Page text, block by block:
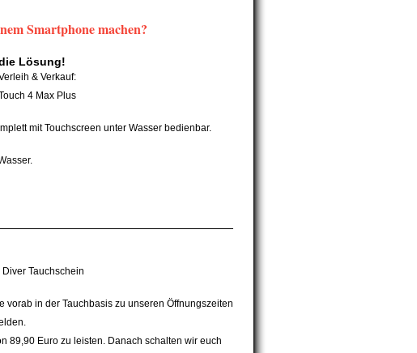
Smartphone machen?
Lösung!
& Verkauf:
4 Max Plus
mit Touchscreen unter Wasser bedienbar.
Tauchschein
vorab in der Tauchbasis zu unseren Öffnungszeiten
89,90 Euro zu leisten. Danach schalten wir euch